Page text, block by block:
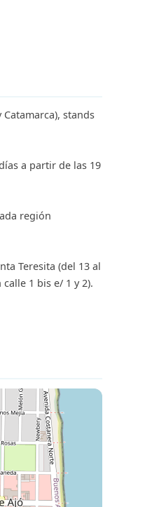
stands
a partir de las 19
región
Teresita (del 13 al
1 bis e/ 1 y 2).